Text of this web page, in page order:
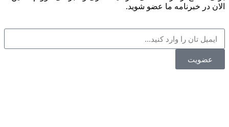
الان در خبرنامه ما عضو شوید.
عضویت